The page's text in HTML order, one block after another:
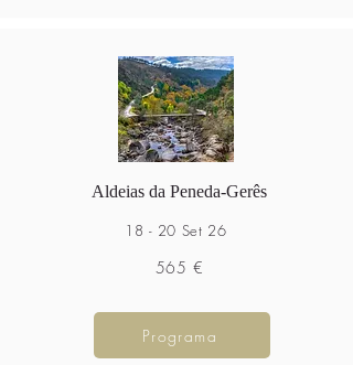
Aldeias da Peneda-Gerês
18 - 20 Set 26
565 €
Programa